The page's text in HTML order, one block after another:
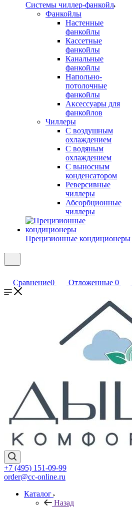
Системы чиллер-фанкойл
Фанкойлы
Настенные
фанкойлы
Кассетные
фанкойлы
Канальные
фанкойлы
Напольно-
потолочные
фанкойлы
Аксессуары для
фанкойлов
Чиллеры
С воздушным
охлаждением
С водяным
охлаждением
С выносным
конденсатором
Реверсивные
чиллеры
Абсорбционные
чиллеры
Прецизионные кондиционеры
Сравнение0 Отложенные 0
+7 (495) 151-09-99
order@cc-online.ru
Каталог
Назад